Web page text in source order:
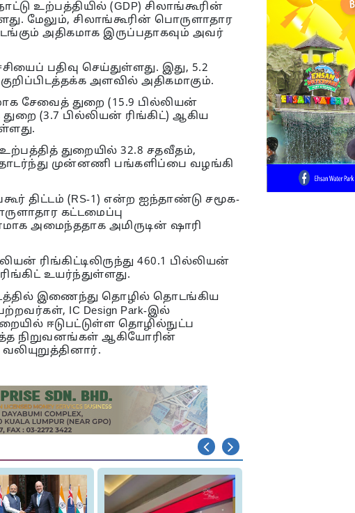
உற்பத்தியில் (GDP) சிலாங்கூரின்
மேலும், சிலாங்கூரின் பொருளாதார
அதிகமாக இருப்பதாகவும் அவர்
பதிவு செய்துள்ளது. இது, 5.2
அளவில் அதிகமாகும்.
சேவைத் துறை (15.9 பில்லியன்
(3.7 பில்லியன் ரிங்கிட்) ஆகிய
துறையில் 32.8 சதவீதம்,
முன்னணி பங்களிப்பை வழங்கி
திட்டம் (RS-1) என்ற ஐந்தாண்டு சமூக-
கட்டமைப்பு
அமைந்ததாக அமிருடின் ஷாரி
ரிங்கிட்டிலிருந்து 460.1 பில்லியன்
உயர்ந்துள்ளது.
இணைந்து தொழில் தொடங்கிய
IC Design Park-இல்
ஈடுபட்டுள்ள தொழில்நுட்ப
நிறுவனங்கள் ஆகியோரின்